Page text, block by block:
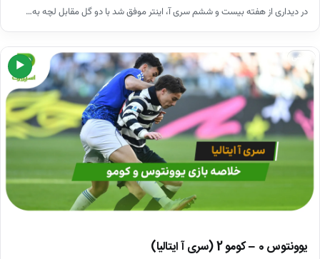
در دیداری از هفته بیست و ششم سری آ، اینتر موفق شد با دو گل مقابل لچه به…
▶
ورزشی
یوونتوس 0 – کومو 2 (سری آ ایتالیا)